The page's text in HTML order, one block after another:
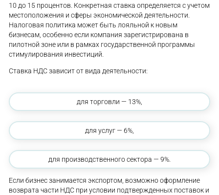
10 до 15 процентов. Конкретная ставка определяется с учетом
местоположения и сферы экономической деятельности.
Налоговая политика может быть лояльной к новым
бизнесам, особенно если компания зарегистрирована в
пилотной зоне или в рамках государственной программы
стимулирования инвестиций.
Ставка НДС зависит от вида деятельности:
для торговли — 13%,
для услуг — 6%,
для производственного сектора — 9%.
Если бизнес занимается экспортом, возможно оформление
возврата части НДС при условии подтвержденных поставок и